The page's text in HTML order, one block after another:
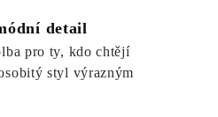
detail
pro ty, kdo chtějí
styl výrazným